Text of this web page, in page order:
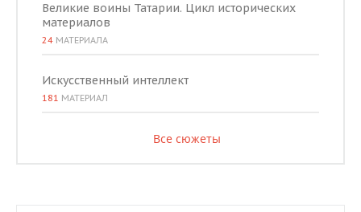
Великие воины Татарии. Цикл исторических
материалов
24 МАТЕРИАЛА
Искусственный интеллект
181 МАТЕРИАЛ
Все сюжеты